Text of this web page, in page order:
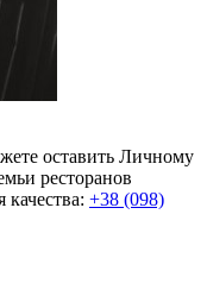
оставить Личному
ресторанов
+38 (098)